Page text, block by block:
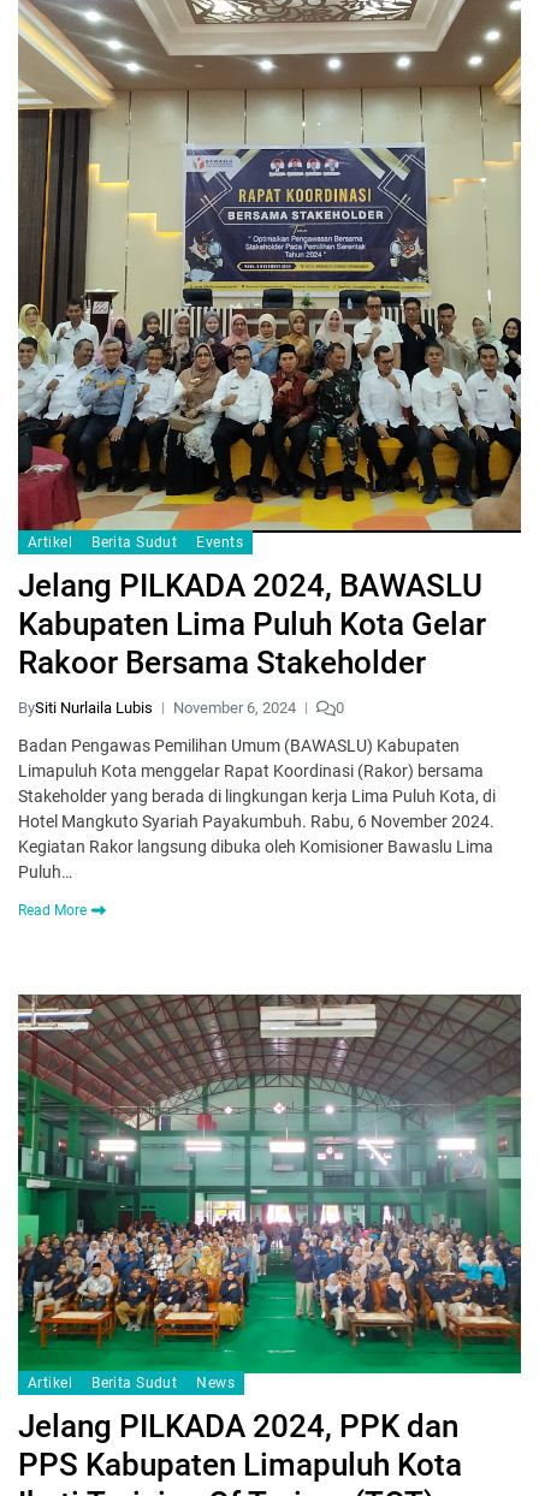
Artikel Berita Sudut Events
Jelang PILKADA 2024, BAWASLU
Kabupaten Lima Puluh Kota Gelar
Rakoor Bersama Stakeholder
BySiti Nurlaila Lubis November 6, 2024 0
Badan Pengawas Pemilihan Umum (BAWASLU) Kabupaten
Limapuluh Kota menggelar Rapat Koordinasi (Rakor) bersama
Stakeholder yang berada di lingkungan kerja Lima Puluh Kota, di
Hotel Mangkuto Syariah Payakumbuh. Rabu, 6 November 2024.
Kegiatan Rakor langsung dibuka oleh Komisioner Bawaslu Lima
Puluh…
Read More
Artikel Berita Sudut News
Jelang PILKADA 2024, PPK dan
PPS Kabupaten Limapuluh Kota